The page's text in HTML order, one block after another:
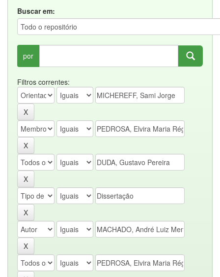
Buscar em:
por
Filtros correntes: